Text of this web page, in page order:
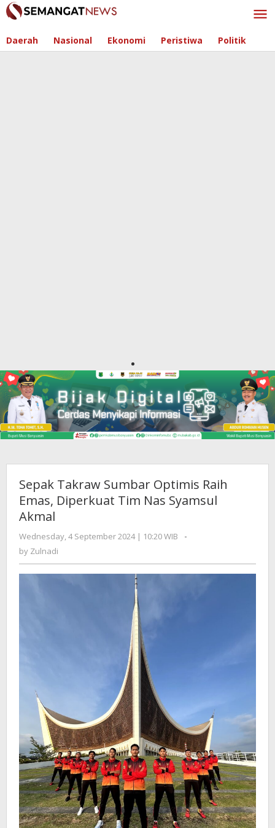
Skip
to
Daerah Nasional Ekonomi Peristiwa Politik
Sepak Takraw Sumbar Optimis Raih
Emas, Diperkuat Tim Nas Syamsul
Akmal
Wednesday, 4 September 2024 | 10:20 WIB
by
-
by Zulnadi